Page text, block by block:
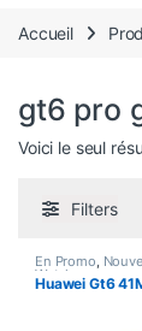
Accueil
gt6 pro
Voici le seul
Filters
En Promo,
Watch
Huawei Gt6